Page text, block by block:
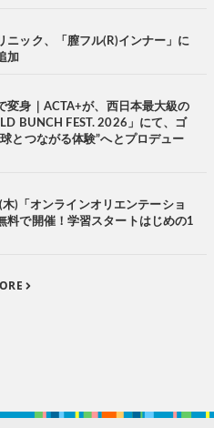
ニック、「膣フル(R)インナー」に
加
変身｜ACTA+が、西日本最大級の
BUNCH FEST. 2026」にて、ゴ
とつながる体験”へとプロデュー
)「オンラインオリエンテーショ
料で開催！学習スタートはじめの1